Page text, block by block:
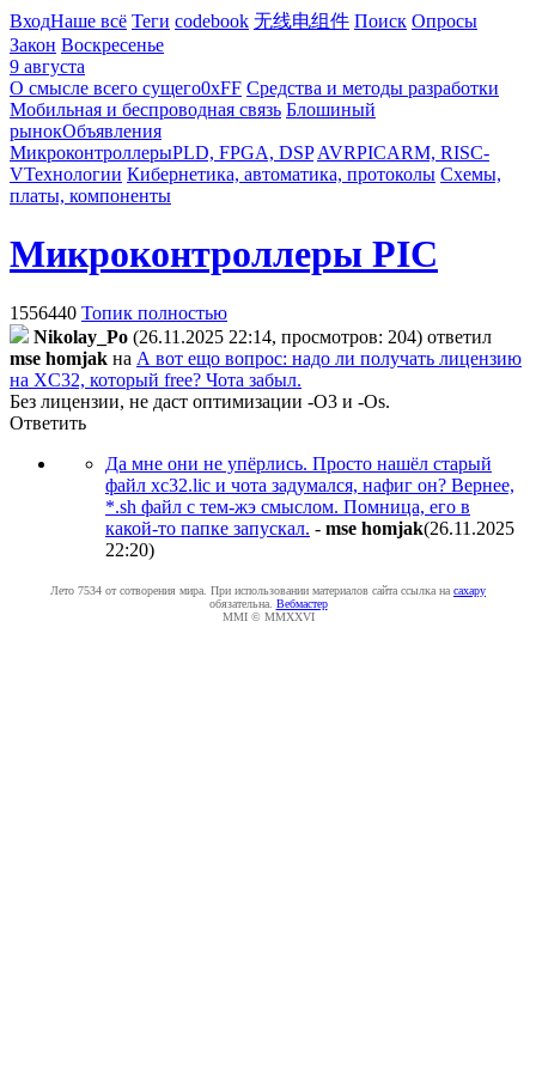
ВходНаше всё Теги codebook 无线电组件 Поиск Опросы
Закон Воскресенье
9 августа
О смысле всего сущего0xFF Средства и методы разработки
Мобильная и беспроводная связь Блошиный
рынокОбъявления
МикроконтроллерыPLD, FPGA, DSP AVRPICARM, RISC-
VТехнологии Кибернетика, автоматика, протоколы Схемы,
платы, компоненты
Микроконтроллеры PIC
1556440 Топик полностью
Nikolay_Po (26.11.2025 22:14, просмотров: 204) ответил
mse homjak на А вот ещо вопрос: надо ли получать лицензию
на XC32, который free? Чота забыл.
Без лицензии, не даст оптимизации -O3 и -Os.
Ответить
Да мне они не упёрлись. Просто нашёл старый
файл xc32.lic и чота задумался, нафиг он? Вернее,
*.sh файл с тем-жэ смыслом. Помница, его в
какой-то папке запускал. - mse homjak(26.11.2025
22:20)
Лето 7534 от сотворения мира. При использовании материалов сайта ссылка на caxapу
обязательна. Вебмастер
MMI © MMXXVI